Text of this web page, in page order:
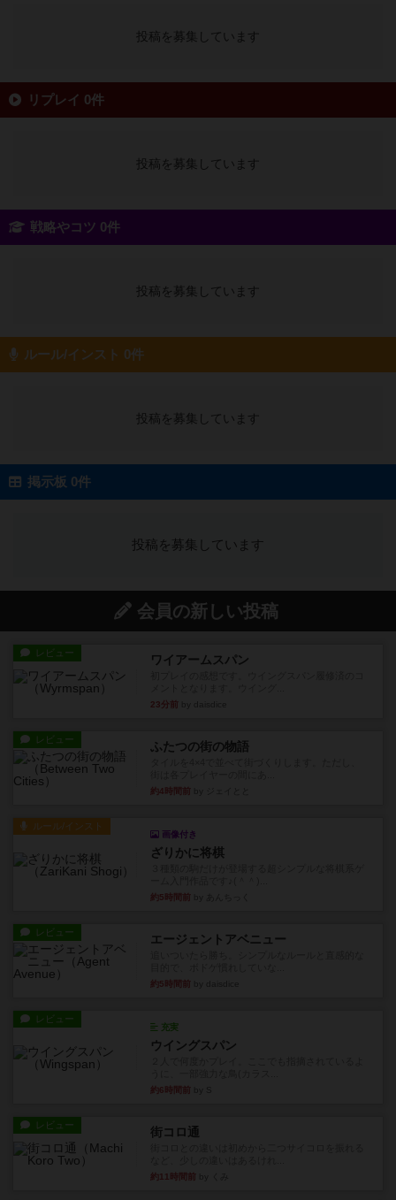
投稿を募集しています
リプレイ 0件
投稿を募集しています
戦略やコツ 0件
投稿を募集しています
ルール/インスト 0件
投稿を募集しています
掲示板 0件
投稿を募集しています
会員の新しい投稿
レビュー ワイアームスパン
23分前
レビュー ふたつの街の物語
約4時間前
ルール/インスト
画像付き
ざりかに将棋
約5時間前
レビュー エージェントアベニュー
約5時間前
レビュー
充実
ウイングスパン
約6時間前
レビュー 街コロ通
約11時間前